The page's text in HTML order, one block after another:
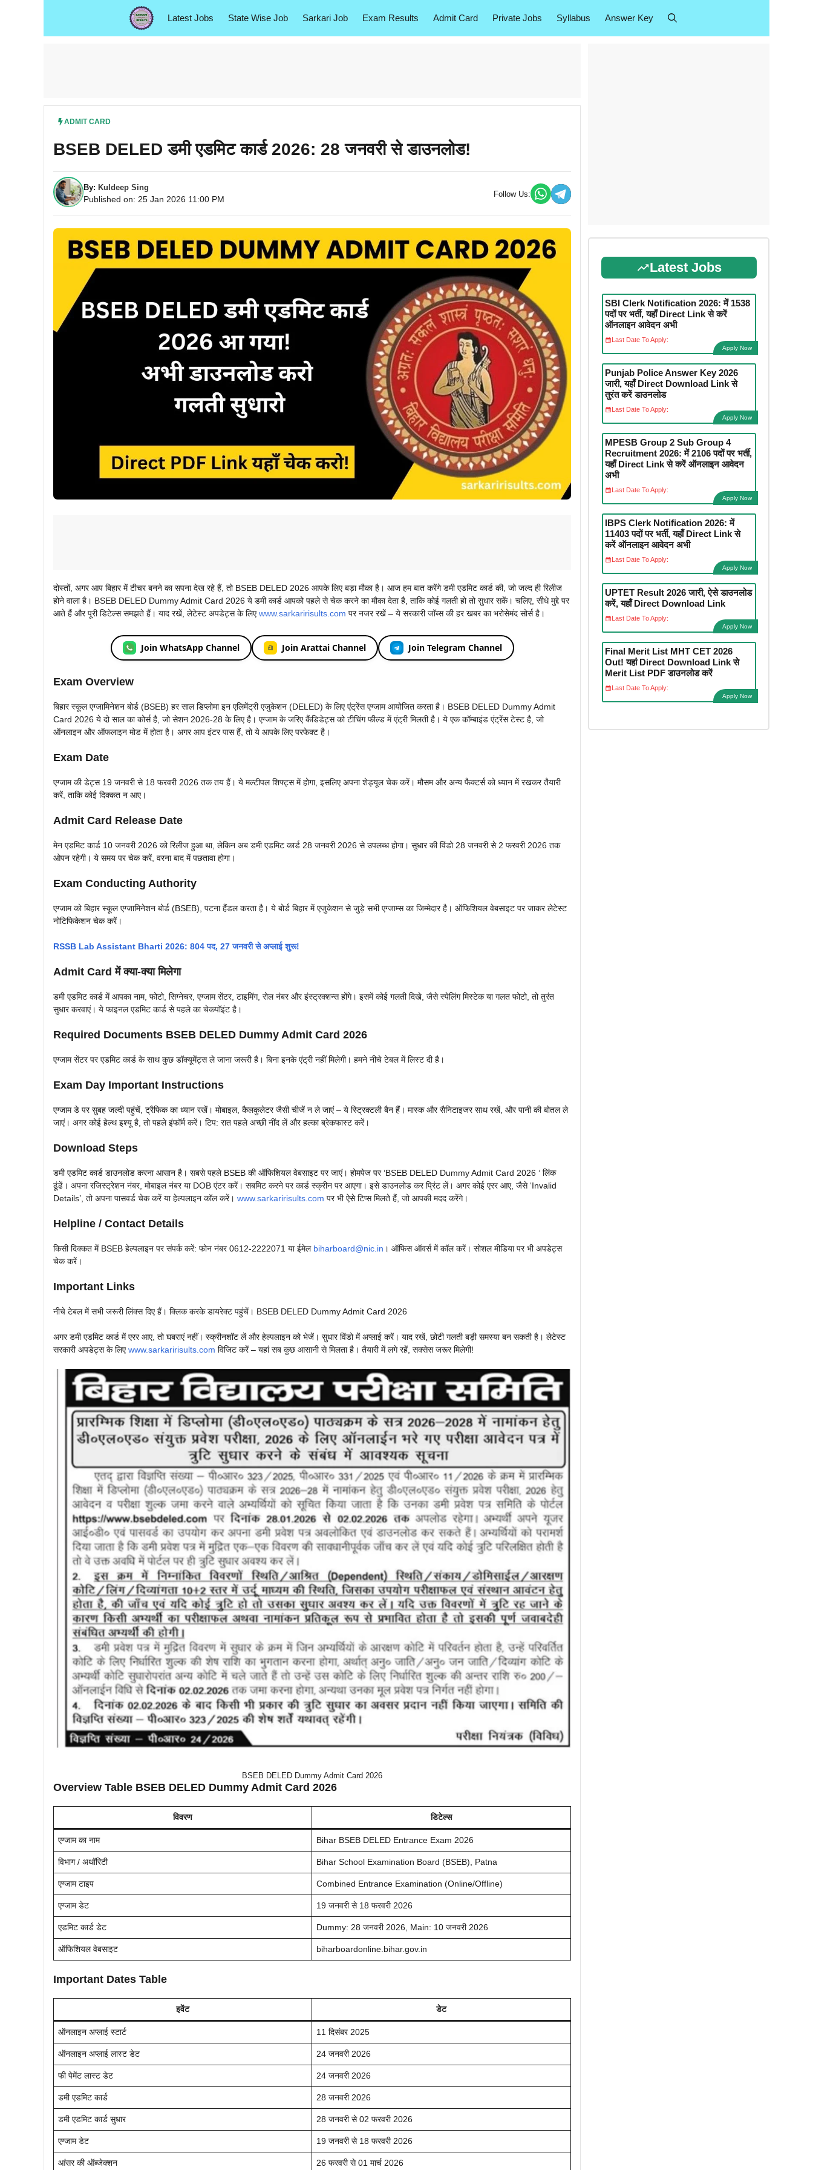
Latest Jobs State Wise Job Sarkari Job Exam Results Admit Card Private Jobs Syllabus Answer Key
ADMIT CARD
BSEB DELED डमी एडमिट कार्ड 2026: 28 जनवरी से डाउनलोड!
By: Kuldeep Sing
Published on: 25 Jan 2026 11:00 PM
Follow Us:
दोस्तों, अगर आप बिहार में टीचर बनने का सपना देख रहे हैं, तो BSEB DELED 2026 आपके लिए बड़ा मौका है। आज हम बात करेंगे डमी एडमिट कार्ड की, जो जल्द ही रिलीज
होने वाला है। BSEB DELED Dummy Admit Card 2026 ये डमी कार्ड आपको पहले से चेक करने का मौका देता है, ताकि कोई गलती हो तो सुधार सकें। चलिए, सीधे मुद्दे पर
आते हैं और पूरी डिटेल्स समझते हैं। याद रखें, लेटेस्ट अपडेट्स के लिएwww.sarkaririsults.com पर नजर रखें – ये सरकारी जॉब्स की हर खबर का भरोसेमंद सोर्स है।
Join WhatsApp Channel Join Arattai Channel Join Telegram Channel
Exam Overview
बिहार स्कूल एग्जामिनेशन बोर्ड (BSEB) हर साल डिप्लोमा इन एलिमेंट्री एजुकेशन (DELED) के लिए एंट्रेंस एग्जाम आयोजित करता है। BSEB DELED Dummy Admit
Card 2026 ये दो साल का कोर्स है, जो सेशन 2026-28 के लिए है। एग्जाम के जरिए कैंडिडेट्स को टीचिंग फील्ड में एंट्री मिलती है। ये एक कॉम्बाइंड एंट्रेंस टेस्ट है, जो
ऑनलाइन और ऑफलाइन मोड में होता है। अगर आप इंटर पास हैं, तो ये आपके लिए परफेक्ट है।
Exam Date
एग्जाम की डेट्स 19 जनवरी से 18 फरवरी 2026 तक तय हैं। ये मल्टीपल शिफ्ट्स में होगा, इसलिए अपना शेड्यूल चेक करें। मौसम और अन्य फैक्टर्स को ध्यान में रखकर तैयारी
करें, ताकि कोई दिक्कत न आए।
Admit Card Release Date
मेन एडमिट कार्ड 10 जनवरी 2026 को रिलीज हुआ था, लेकिन अब डमी एडमिट कार्ड 28 जनवरी 2026 से उपलब्ध होगा। सुधार की विंडो 28 जनवरी से 2 फरवरी 2026 तक
ओपन रहेगी। ये समय पर चेक करें, वरना बाद में पछतावा होगा।
Exam Conducting Authority
एग्जाम को बिहार स्कूल एग्जामिनेशन बोर्ड (BSEB), पटना हैंडल करता है। ये बोर्ड बिहार में एजुकेशन से जुड़े सभी एग्जाम्स का जिम्मेदार है। ऑफिशियल वेबसाइट पर जाकर लेटेस्ट
नोटिफिकेशन चेक करें।
RSSB Lab Assistant Bharti 2026: 804 पद, 27 जनवरी से अप्लाई शुरू!
Admit Card में क्या-क्या मिलेगा
डमी एडमिट कार्ड में आपका नाम, फोटो, सिग्नेचर, एग्जाम सेंटर, टाइमिंग, रोल नंबर और इंस्ट्रक्शन्स होंगे। इसमें कोई गलती दिखे, जैसे स्पेलिंग मिस्टेक या गलत फोटो, तो तुरंत
सुधार करवाएं। ये फाइनल एडमिट कार्ड से पहले का चेकपॉइंट है।
Required Documents BSEB DELED Dummy Admit Card 2026
एग्जाम सेंटर पर एडमिट कार्ड के साथ कुछ डॉक्यूमेंट्स ले जाना जरूरी है। बिना इनके एंट्री नहीं मिलेगी। हमने नीचे टेबल में लिस्ट दी है।
Exam Day Important Instructions
एग्जाम डे पर सुबह जल्दी पहुंचें, ट्रैफिक का ध्यान रखें। मोबाइल, कैलकुलेटर जैसी चीजें न ले जाएं – ये स्ट्रिक्टली बैन हैं। मास्क और सैनिटाइजर साथ रखें, और पानी की बोतल ले
जाएं। अगर कोई हेल्थ इश्यू है, तो पहले इंफॉर्म करें। टिप: रात पहले अच्छी नींद लें और हल्का ब्रेकफास्ट करें।
Download Steps
डमी एडमिट कार्ड डाउनलोड करना आसान है। सबसे पहले BSEB की ऑफिशियल वेबसाइट पर जाएं। होमपेज पर ‘BSEB DELED Dummy Admit Card 2026 ‘ लिंक
ढूंढें। अपना रजिस्ट्रेशन नंबर, मोबाइल नंबर या DOB एंटर करें। सबमिट करने पर कार्ड स्क्रीन पर आएगा। इसे डाउनलोड कर प्रिंट लें। अगर कोई एरर आए, जैसे ‘Invalid
Details’, तो अपना पासवर्ड चेक करें या हेल्पलाइन कॉल करें। www.sarkaririsults.com पर भी ऐसे टिप्स मिलते हैं, जो आपकी मदद करेंगे।
Helpline / Contact Details
किसी दिक्कत में BSEB हेल्पलाइन पर संपर्क करें: फोन नंबर 0612-2222071 या ईमेल biharboard@nic.in । ऑफिस ऑवर्स में कॉल करें। सोशल मीडिया पर भी अपडेट्स
चेक करें।
Important Links
नीचे टेबल में सभी जरूरी लिंक्स दिए हैं। क्लिक करके डायरेक्ट पहुंचें। BSEB DELED Dummy Admit Card 2026
अगर डमी एडमिट कार्ड में एरर आए, तो घबराएं नहीं। स्क्रीनशॉट लें और हेल्पलाइन को भेजें। सुधार विंडो में अप्लाई करें। याद रखें, छोटी गलती बड़ी समस्या बन सकती है। लेटेस्ट
सरकारी अपडेट्स के लिएwww.sarkaririsults.com विजिट करें – यहां सब कुछ आसानी से मिलता है। तैयारी में लगे रहें, सक्सेस जरूर मिलेगी!
BSEB DELED Dummy Admit Card 2026
Overview Table BSEB DELED Dummy Admit Card 2026
विवरण डिटेल्स
एग्जाम का नाम Bihar BSEB DELED Entrance Exam 2026
विभाग / अथॉरिटी Bihar School Examination Board (BSEB), Patna
एग्जाम टाइप Combined Entrance Examination (Online/Offline)
एग्जाम डेट 19 जनवरी से 18 फरवरी 2026
एडमिट कार्ड डेट Dummy: 28 जनवरी 2026, Main: 10 जनवरी 2026
ऑफिशियल वेबसाइट biharboardonline.bihar.gov.in
Important Dates Table
इवेंट डेट
ऑनलाइन अप्लाई स्टार्ट 11 दिसंबर 2025
ऑनलाइन अप्लाई लास्ट डेट 24 जनवरी 2026
फी पेमेंट लास्ट डेट 24 जनवरी 2026
डमी एडमिट कार्ड 28 जनवरी 2026
डमी एडमिट कार्ड सुधार 28 जनवरी से 02 फरवरी 2026
एग्जाम डेट 19 जनवरी से 18 फरवरी 2026
आंसर की ऑब्जेक्शन 26 फरवरी से 01 मार्च 2026
Latest Jobs
SBI Clerk Notification 2026: में 1538
पदों पर भर्ती, यहाँ Direct Link से करें
ऑनलाइन आवेदन अभी
Last Date To Apply:
Apply Now
Punjab Police Answer Key 2026
जारी, यहाँ Direct Download Link से
तुरंत करें डाउनलोड
Last Date To Apply:
Apply Now
MPESB Group 2 Sub Group 4
Recruitment 2026: में 2106 पदों पर भर्ती,
यहाँ Direct Link से करें ऑनलाइन आवेदन
अभी
Last Date To Apply:
Apply Now
IBPS Clerk Notification 2026: में
11403 पदों पर भर्ती, यहाँ Direct Link से
करें ऑनलाइन आवेदन अभी
Last Date To Apply:
Apply Now
UPTET Result 2026 जारी, ऐसे डाउनलोड
करें, यहाँ Direct Download Link
Last Date To Apply:
Apply Now
Final Merit List MHT CET 2026
Out! यहां Direct Download Link से
Merit List PDF डाउनलोड करें
Last Date To Apply:
Apply Now